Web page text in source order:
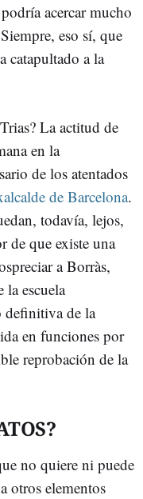
acercar mucho
eso sí, que
catapultado a la
La actitud de
en la
de los atentados
de Barcelona.
todavía, lejos,
de que existe una
a Borràs,
escuela
definitiva de la
en funciones por
reprobación de la
no quiere ni puede
otros elementos